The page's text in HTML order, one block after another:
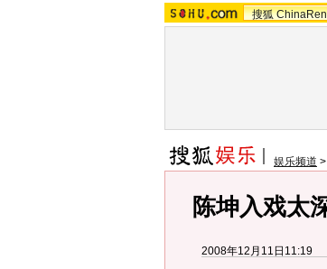
搜狐 ChinaRen
娱乐频道 >
陈坤入戏太
2008年12月11日11:19